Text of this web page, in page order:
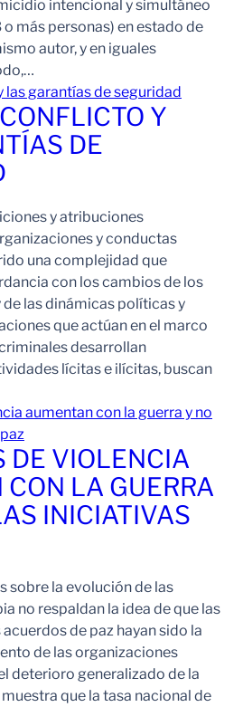
intencional y simultáneo
más personas) en estado de
autor, y en iguales
Y
DE
y atribuciones
y conductas
una complejidad que
con los cambios de los
las dinámicas políticas y
que actúan en el marco
desarrollan
lícitas e ilícitas, buscan
DE VIOLENCIA
LA GUERRA
INICIATIVAS
sobre la evolución de las
no respaldan la idea de que las
de paz hayan sido la
de las organizaciones
deterioro generalizado de la
que la tasa nacional de